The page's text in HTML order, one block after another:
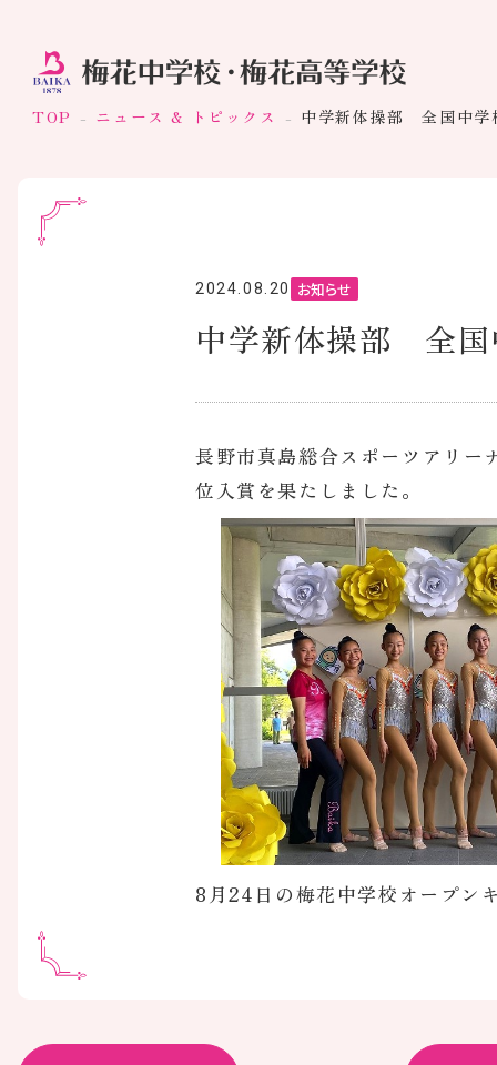
TOP ニュース & トピックス 中学新体操部 全国中
2024.08.20 お知らせ
中学新体操部 全
長野市真島総合スポーツアリ
位入賞を果たしました。
8月24日の梅花中学校オープン